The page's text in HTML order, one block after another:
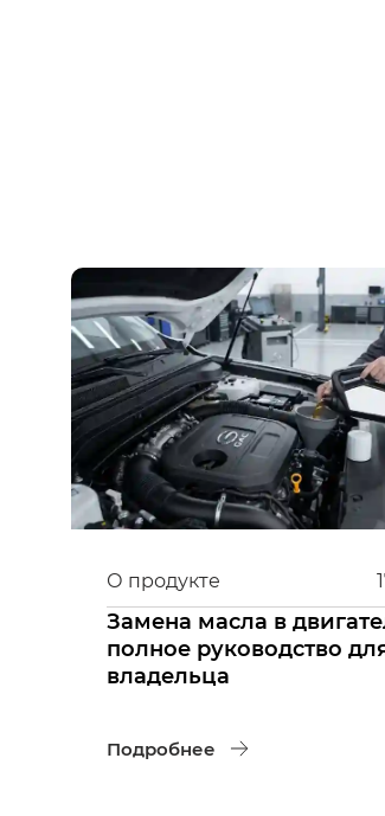
О продукте
Замена масла в
полное руководство
владельца
Подробнее